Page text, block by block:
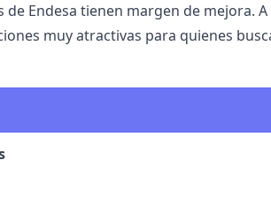
de Endesa tienen margen de mejora.
muy atractivas para quienes